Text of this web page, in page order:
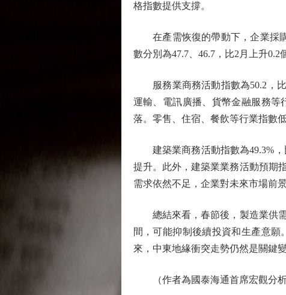
格指數提供支撐。
在產需恢復的帶動下，企業採購
數分別為47.7、46.7，比2月上升
服務業商務活動指數為50.2，比
運輸、電訊廣播、貨幣金融服務等
落。零售、住宿、餐飲等行業指數
建築業商務活動指數為49.3%，
提升。此外，建築業業務活動預期
需求依然不足，企業對未來市場前
總結來看，春節後，製造業供需
間，可能抑制後續投資和生產意
來，中東地緣衝突走勢仍然是關鍵
（作者為國泰海通首席宏觀分析